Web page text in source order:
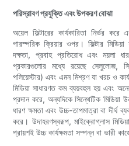
পরিস্রাবণ প্রযুক্তি এবং উপকরণ বোঝা
অয়েল ফিল্টারের কার্যকারিতা নির্ভর
পারস্পরিক ক্রিয়ার ওপর। ফিল্টার মিডিয়া
দক্ষতা, প্রবাহ প্রতিরোধ এবং ময়লা
প্রকারগুলোর মধ্যে রয়েছে সেলুলোজ,
পলিয়েস্টার) এবং এমন মিশ্রণ যা খরচ ও
মিডিয়া সাধারণত কম ব্যয়বহুল হয় এবং
প্রদান করে, অন্যদিকে সিন্থেটিক
ধারণ ক্ষমতা এবং উচ্চ-তাপমাত্রা বা দীর্ঘ
করে। উদাহরণস্বরূপ, মাইক্রোগ্লাস
প্রায়শই উচ্চ কার্যক্ষমতা সম্পন্ন বা ভারী